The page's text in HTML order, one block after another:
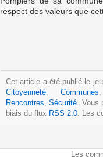
respect des valeurs que
Cet article a été publié le
Citoyenneté
Communes
Rencontres ,Sécurité .
biais du flux RSS 2.0 . Les
Les